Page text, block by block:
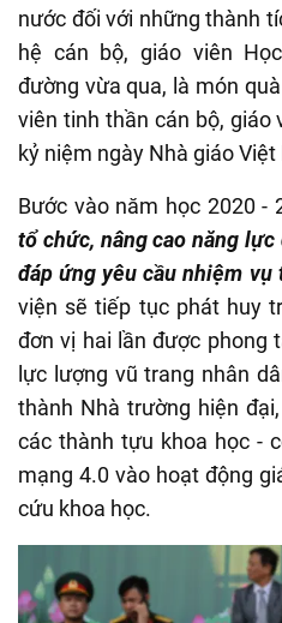
nước đối với những thành
hệ cán bộ, giáo viên
đường vừa qua, là món
viên tinh thần cán bộ, giáo
kỷ niệm ngày Nhà giáo
Bước vào năm học 2020 -
tổ chức, nâng cao năng
đáp ứng yêu cầu nhiệm vụ
viện sẽ tiếp tục phát huy
đơn vị hai lần được phong
lực lượng vũ trang nhân
thành Nhà trường hiện
các thành tựu khoa học -
mạng 4.0 vào hoạt động
cứu khoa học.